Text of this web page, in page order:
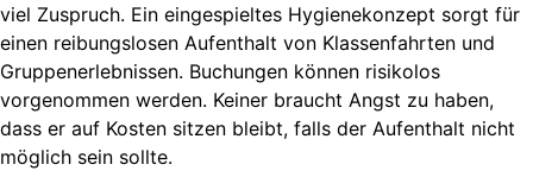
viel Zuspruch. Ein eingespieltes Hygienekonzept sorgt für
einen reibungslosen Aufenthalt von Klassenfahrten und
Gruppenerlebnissen. Buchungen können risikolos
vorgenommen werden. Keiner braucht Angst zu haben,
dass er auf Kosten sitzen bleibt, falls der Aufenthalt nicht
möglich sein sollte.